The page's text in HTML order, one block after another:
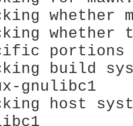
whether
whether
build
gnulibc1
host